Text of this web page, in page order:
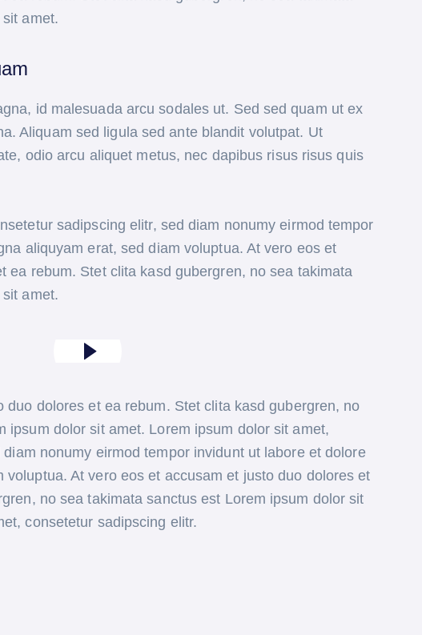
amet.
id malesuada arcu sodales ut. Sed sed quam ut ex
Aliquam sed ligula sed ante blandit volutpat. Ut
odio arcu aliquet metus, nec dapibus risus risus quis
sadipscing elitr, sed diam nonumy eirmod tempor
aliquyam erat, sed diam voluptua. At vero eos et
ea rebum. Stet clita kasd gubergren, no sea takimata
amet.
duo dolores et ea rebum. Stet clita kasd gubergren, no
ipsum dolor sit amet. Lorem ipsum dolor sit amet,
nonumy eirmod tempor invidunt ut labore et dolore
voluptua. At vero eos et accusam et justo duo dolores et
no sea takimata sanctus est Lorem ipsum dolor sit
consetetur sadipscing elitr.